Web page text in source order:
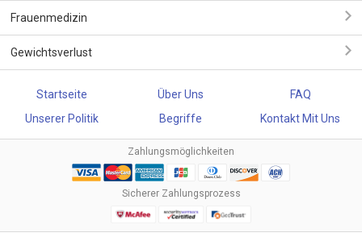
Frauenmedizin
Gewichtsverlust
Startseite Über Uns
FAQ
Unserer Politik
Begriffe Kontakt Mit Uns
Zahlungsmöglichkeiten
Sicherer Zahlungsprozess